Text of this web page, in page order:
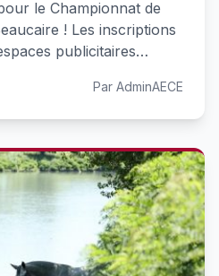
le Championnat de
! Les inscriptions
publicitaires…
Par AdminAECE